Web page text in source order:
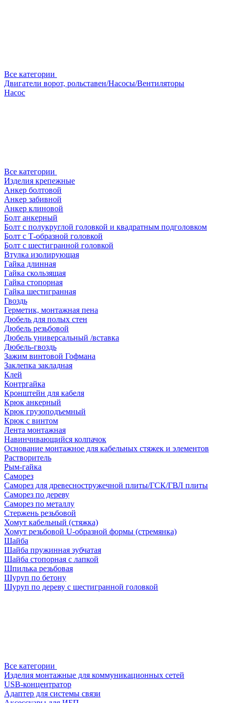
Все категории
Двигатели ворот, рольставен/Насосы/Вентиляторы
Насос
Все категории
Изделия крепежные
Анкер болтовой
Анкер забивной
Анкер клиновой
Болт анкерный
Болт с полукруглой головкой и квадратным подголовком
Болт с Т-образной головкой
Болт с шестигранной головкой
Втулка изолирующая
Гайка длинная
Гайка скользящая
Гайка стопорная
Гайка шестигранная
Гвоздь
Герметик, монтажная пена
Дюбель для полых стен
Дюбель резьбовой
Дюбель универсальный /вставка
Дюбель-гвоздь
Зажим винтовой Гофмана
Заклепка закладная
Клей
Контргайка
Кронштейн для кабеля
Крюк анкерный
Крюк грузоподъемный
Крюк с винтом
Лента монтажная
Навинчивающийся колпачок
Основание монтажное для кабельных стяжек и элементов
Растворитель
Рым-гайка
Саморез
Саморез для древесностружечной плиты/ГСК/ГВЛ плиты
Саморез по дереву
Саморез по металлу
Стержень резьбовой
Хомут кабельный (стяжка)
Хомут резьбовой U-образной формы (стремянка)
Шайба
Шайба пружинная зубчатая
Шайба стопорная с лапкой
Шпилька резьбовая
Шуруп по бетону
Шуруп по дереву с шестигранной головкой
Все категории
Изделия монтажные для коммуникационных сетей
USB-концентратор
Адаптер для системы связи